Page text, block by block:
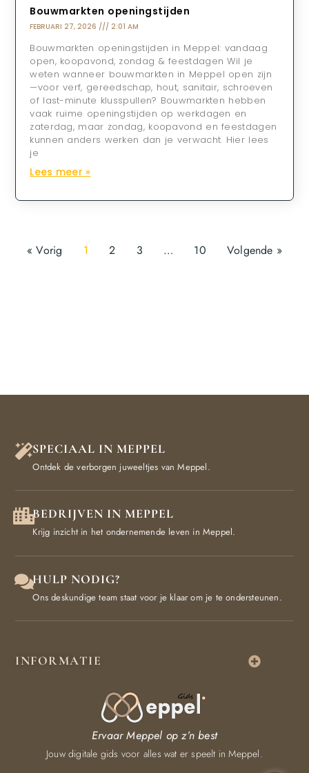
Bouwmarkten openingstijden
FEBRUARI 27, 2026 2:01 AM
Bouwmarkten openingstijden in Meppel: vandaag
open, koopavond, zondag & feestdagen Wil je
weten wanneer bouwmarkten in Meppel open zijn
—voor verf, gereedschap, hout, sanitair, schroeven
of last-minute klusspullen? Bouwmarkten hebben
vaak ruime openingstijden op werkdagen en
zaterdag, maar zondag, koopavond en feestdagen
kunnen anders werken dan je verwacht. Hier lees
je
Lees meer »
« Vorig 1 2 3 … 10 Volgende »
SPECIAAL IN MEPPEL
Ontdek de verborgen juweeltjes van Meppel.
BEDRIJVEN IN MEPPEL
Krijg inzicht in het ondernemende leven in Meppel.
HULP NODIG?
Ons deskundige team staat voor je klaar om je te ondersteunen.
INFORMATIE
Ervaar Meppel op z’n best
Jouw digitale gids voor alles wat er speelt in Meppel.